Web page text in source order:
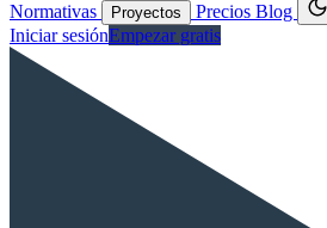
Normativas Proyectos Precios Blog
Iniciar sesiónEmpezar gratis